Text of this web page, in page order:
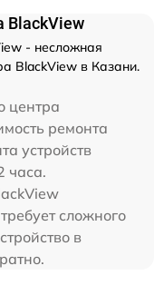
BlackView
- несложная
BlackView в Казани.
центра
ремонта
устройств
часа.
сложного
в